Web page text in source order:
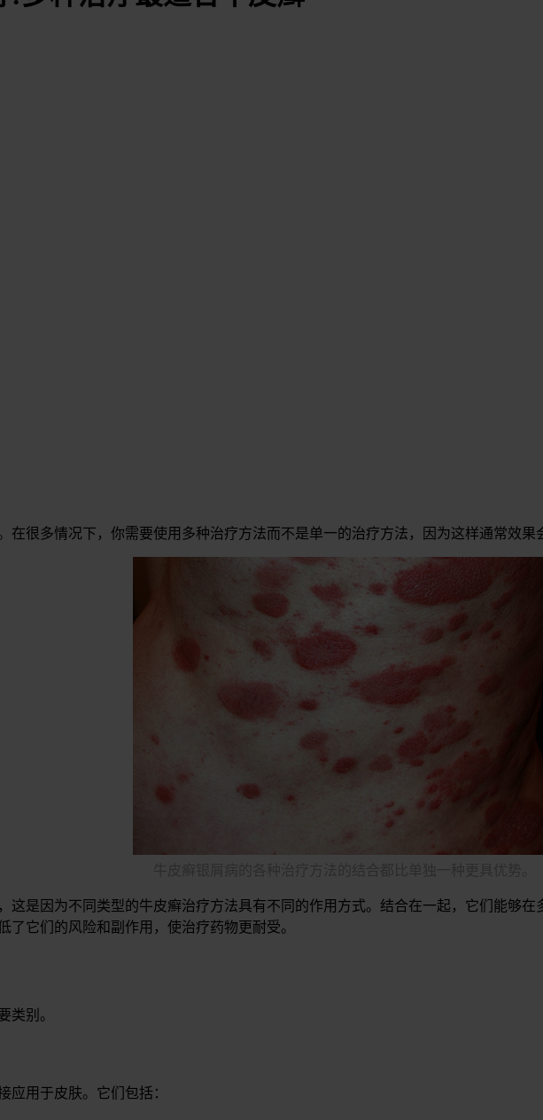
在很多情况下，你需要使用多种治疗方法而不是单一的治疗方法，因为这样通常效果
这是因为不同类型的牛皮癣治疗方法具有不同的作用方式。结合在一起，它们能够
了它们的风险和副作用，使治疗药物更耐受。
类别。
应用于皮肤。它们包括：